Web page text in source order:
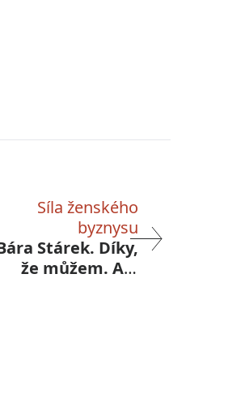
Síla ženského
byznysu
Stárek. Díky,
že můžem. Ale